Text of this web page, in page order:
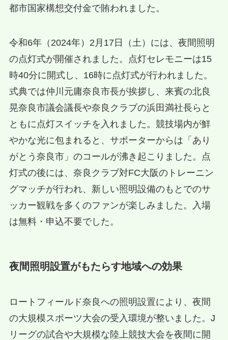
都市国家構想交付金で賄われました。
令和6年（2024年）2月17日（土）には、夜間照明
の点灯式が開催されました。点灯セレモニーは15
時40分に開式し、16時に点灯式が行われました。
式典では仲川元庸奈良市長が挨拶し、来賓の北良
晃奈良市議会議長や奈良クラブの浜田満社長らと
ともに点灯スイッチを入れました。競技場内が鮮
やかな光に包まれると、サポーターからは「あり
がとう奈良市」のコールが沸き起こりました。点
灯式の後には、奈良クラブ対FC大阪のトレーニン
グマッチが行われ、新しい照明設備のもとでのサ
ッカー観戦を多くのファンが楽しみました。入場
は無料・申込不要でした。
夜間照明設置がもたらす地域への効果
ロートフィールド奈良への照明設置により、夜間
の大規模スポーツ大会の受入環境が整いました。J
リーグの試合や大規模な陸上競技大会を夜間に開